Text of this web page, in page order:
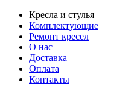
Кресла и стулья
Комплектующие
Ремонт кресел
О нас
Доставка
Оплата
Контакты